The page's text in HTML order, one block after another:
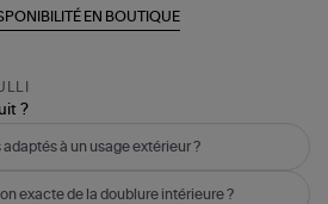
EN BOUTIQUE
?
à un usage extérieur ?
exacte de la doublure intérieure ?